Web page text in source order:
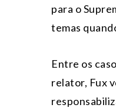
para o
temas
Entre os
relator, Fux